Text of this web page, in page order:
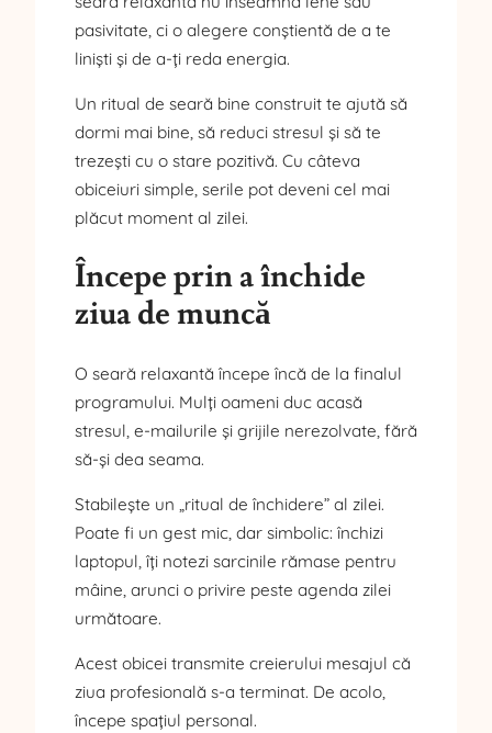
pasivitate, ci o alegere conștientă de a te
liniști și de a-ți reda energia.
Un ritual de seară bine construit te ajută să
dormi mai bine, să reduci stresul și să te
trezești cu o stare pozitivă. Cu câteva
obiceiuri simple, serile pot deveni cel mai
plăcut moment al zilei.
Începe prin a închide
ziua de muncă
O seară relaxantă începe încă de la finalul
programului. Mulți oameni duc acasă
stresul, e-mailurile și grijile nerezolvate, fără
să-și dea seama.
Stabilește un „ritual de închidere” al zilei.
Poate fi un gest mic, dar simbolic: închizi
laptopul, îți notezi sarcinile rămase pentru
mâine, arunci o privire peste agenda zilei
următoare.
Acest obicei transmite creierului mesajul că
ziua profesională s-a terminat. De acolo,
începe spațiul personal.